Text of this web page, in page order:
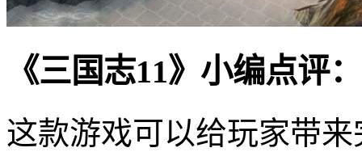
《三国志11》小编点评：
这款游戏可以给玩家带